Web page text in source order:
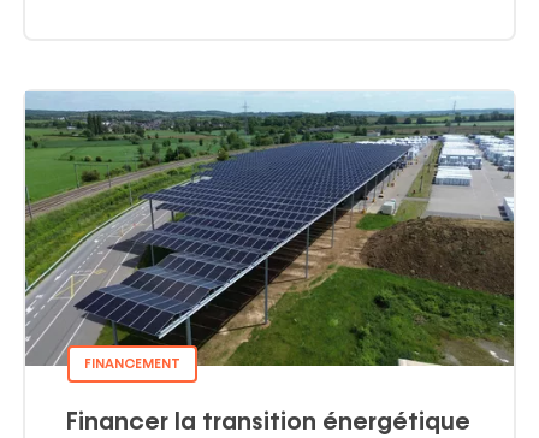
FINANCEMENT
Financer la transition énergétique